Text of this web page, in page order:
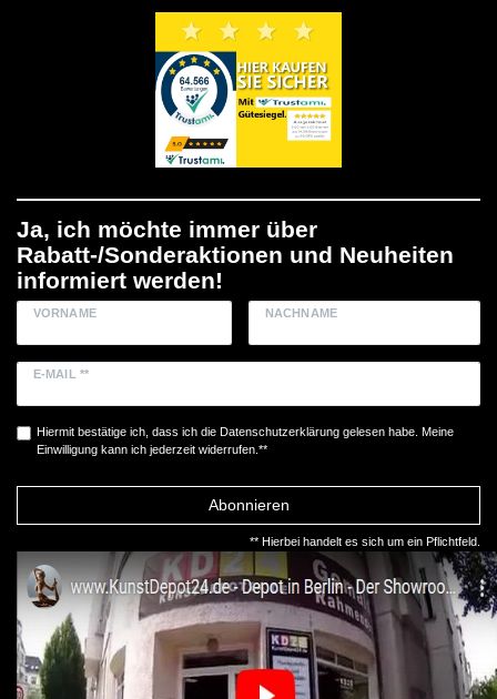
Ja, ich möchte immer über
Rabatt-/Sonderaktionen und Neuheiten
informiert werden!
VORNAME NACHNAME
E-MAIL **
Hiermit bestätige ich, dass ich die Daten­schutz­erklärunggelesen habe. Meine
Einwilligung kann ich jederzeit widerrufen.**
Abonnieren
** Hierbei handelt es sich um ein Pflichtfeld.